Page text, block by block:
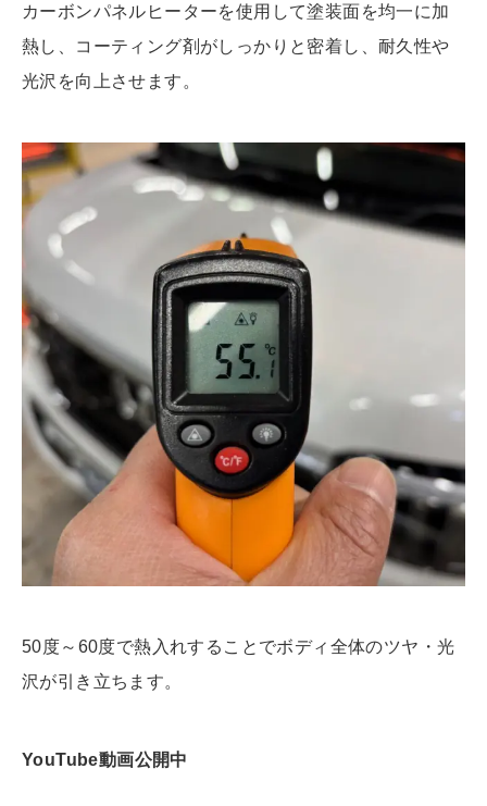
カーボンパネルヒーターを使用して塗装面を均一に加
熱し、コーテ ィング剤がしっかりと密着し、耐久性や
光沢を向上させます。
50度～60度で熱入れすることでボディ全体のツヤ・光
沢が引き立ちます。
YouTube動画公開中